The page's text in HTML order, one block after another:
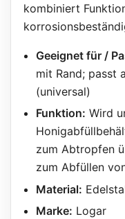
kombiniert
Geeignet für /
mit Rand; passt
(universal)
Funktion: Wird
zum Abtropfen
zum Abfüllen
Material:
Marke: Logar